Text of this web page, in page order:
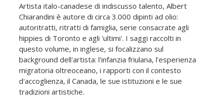
Artista italo-canadese di indiscusso talento, Albert
Chiarandini è autore di circa 3.000 dipinti ad olio:
autoritratti, ritratti di famiglia, serie consacrate agli
hippies di Toronto e agli 'ultimi'. I saggi raccolti in
questo volume, in inglese, si focalizzano sul
background dell'artista: l'infanzia friulana, l'esperienza
migratoria oltreoceano, i rapporti con il contesto
d'accoglienza, il Canada, le sue istituzioni e le sue
tradizioni artistiche.